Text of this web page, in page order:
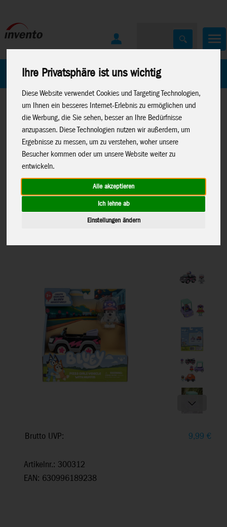
Ihre Privatsphäre ist uns wichtig
Diese Website verwendet Cookies und Targeting Technologien,
um Ihnen ein besseres Internet-Erlebnis zu ermöglichen und
die Werbung, die Sie sehen, besser an Ihre Bedürfnisse
anzupassen. Diese Technologien nutzen wir außerdem, um
Ergebnisse zu messen, um zu verstehen, woher unsere
Besucher kommen oder um unsere Website weiter zu
entwickeln.
Alle akzeptieren
Ich lehne ab
Einstellungen ändern
Home Marken
Home>Spielwaren>Moose Toys>Bluey
BLUEY-Spielset S13: Fahrzeug +
7,5 cm Spielfigur, sortiert,
18923
Brutto UVP: 9,99 €
Artikelnr.: 300312
EAN: 630996189238